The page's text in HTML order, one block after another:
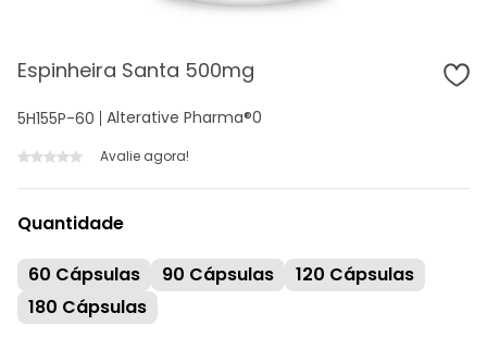
Espinheira Santa 500mg
5H155P-60 Alterative Pharma®0
Avalie agora!
Quantidade
60 Cápsulas 90 Cápsulas
120 Cápsulas
180 Cápsulas